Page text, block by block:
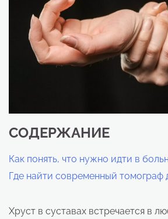
СОДЕРЖАНИЕ
Как понять, что нужно идти в
Где найти современный томограф
Хруст в суставах встречается в